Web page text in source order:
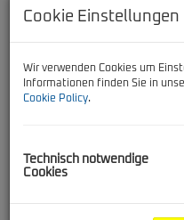
Beschreibung
1-Zimmer-Wohnung in
Aufteilung? Dann könnte
Richtige für dich sein!
Raumaufteilung:
Cookie Einstellungen
Wir verwenden Cookies um
Informationen finden Sie in
Cookie Policy.
Technisch notwendige
Cookies